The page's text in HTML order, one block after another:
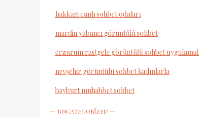
hakkari canlı sohbet odaları
mardin yabancı görüntülü sohbet
erzurum rastgele görüntülü sohbet
nevşehir görüntülü sohbet kadınlarla
bayburt muhabbet sohbet
UNCATEGORIZED